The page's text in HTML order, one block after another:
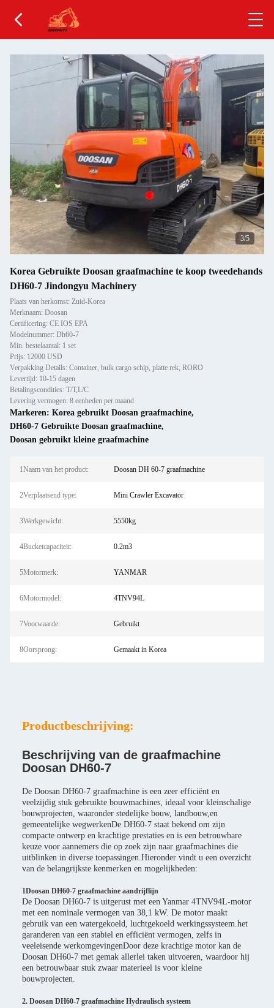
4/5
Korea Gebruikte Doosan graafmachine te koop tweedehands
DH60-7 Jindongyu Machinery
Plaats van herkomst: Zuid-Korea
Merknaam: Doosan
Certificering: CE IOS EPA
Modelnummer: Dh60-7
Min. bestelaantal: 1 set
Prijs: 12000 USD
Verpakking Details: Container, bulk cargo schip, platte rek, RORO
Levertijd: 10-15 dagen
Betalingscondities: T/T,L/C
Levering vermogen: 8 eenheden per maand
Markeren: Korea gebruikt Doosan graafmachine,
DH60-7 Gebruikte Doosan graafmachine,
Doosan gebruikt kleine graafmachine
1Naam van het product: Doosan DH 60-7 graafmachine
2Verplaatsend type: Mini Crawler Excavator
3Werkgewicht: 5550kg
4Bucketcapaciteit: 0.2m3
5Motormerk: YANMAR
6Motormodel: 4TNV94L
7Voorwaarde: Gebruikt
8Oorsprong: Gemaakt in Korea
Productbeschrijving:
Beschrijving van de graafmachine
Doosan DH60-7
De Doosan DH60-7 graafmachine is een zeer efficiënt en
veelzijdig stuk gebruikte bouwmachines, ideaal voor kleinschalige
bouwprojecten, waaronder stedelijke bouw, landbouw,en
gemeentelijke wegwerkenDe DH60-7 staat bekend om zijn
compacte ontwerp en krachtige prestaties en is een betrouwbare
keuze voor aannemers die op zoek zijn naar graafmachines die
uitblinken in diverse toepassingen.Hieronder vindt u een overzicht
van de belangrijkste kenmerken en mogelijkheden:
1Doosan DH60-7 graafmachine aandrijflijn
De Doosan DH60-7 is uitgerust met een Yanmar 4TNV94L-motor
met een nominale vermogen van 38,1 kW. De motor maakt
gebruik van een watergekoeld, luchtgekoeld werkingssysteem.het
garanderen van een stabiel en efficiënt vermogen, zelfs in
veeleisende werkomgevingenDoor deze krachtige motor kan de
Doosan DH60-7 met gemak allerlei taken uitvoeren, waardoor hij
een betrouwbaar stuk zwaar materieel is voor kleine
bouwprojecten.
2. Doosan DH60-7 graafmachine Hydraulisch systeem